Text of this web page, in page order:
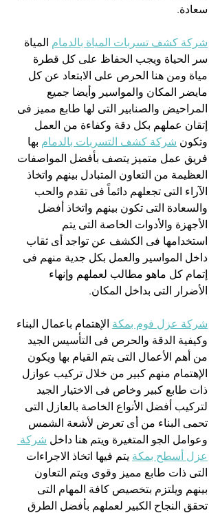
سعادة.
شركة كشف تسربات المياة بالدمام المياة
سر الحياة ويجب الحفاظ على كل قطرة
مياة ومن هنا الحرص على الابتعاد عن كل
مايضر المكان والمواسير وأيضا جميع
المراحيض والصنابير التى لها طابع مميز فى
إتقان عملهم بكل دقة وكفاءة من العمل
وتكون شركة كشف التسربات بالدمام بها
فريق عمل متميز يتصف بأفضل المواصفات
العظيمة من التعاون المتبادل بينهم واتخاذ
الآراء التى تجعلهم دائماً فى تقدم والحب
والسعادة التى تكون بينهم واتخاذ أفضل
الأجهزة والأدوات الخاصة التى يتم
استخدامها فى الكشف عن تواجد أى ثقاب
داخل المواسير والعمل بكل جدية منهم فى
إتمام كل ماهو مطالب لعملهم وإنهاء
الأضرار التى بداخل المكان.
شركة عزل فوم بمكة الإهتمام باعمال البناء
وكيفية الدقة والحرص فى التأسيس الجيد
من أهم الأعمال التى يتم القيام بها ويكون
الإهتمام منهم كبير من خلال تركيب عوازل
ذات طابع كبير وخاص فى الاختيار الجيد
لتركيب أفضل الأنواع الخاصة بالعازل التى
تحمى البناء من أى تعرض لأشعة الشمس
وعوامل الجو المتغيرة ويتم هنا داخل شركة
عزل أسطح بمكة يتم فيها اتخاذ الاجراءات
التى ذات طابع مميز وقوى ويتم التعاون
بينهم ويلتزم بتخصيص كافة المهام التى
تحقق النجاح الكبير لعملهم بأفضل الطرق